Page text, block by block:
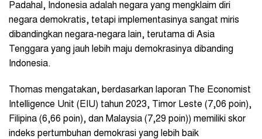
Padahal, Indonesia adalah negara yang mengklaim diri
negara demokratis, tetapi implementasinya sangat miris
dibandingkan negara-negara lain, terutama di Asia
Tenggara yang jauh lebih maju demokrasinya dibanding
Indonesia.
Thomas mengatakan, berdasarkan laporan The Economist
Intelligence Unit (EIU) tahun 2023, Timor Leste (7,06 poin),
Filipina (6,66 poin), dan Malaysia (7,29 poin)) memiliki skor
indeks pertumbuhan demokrasi yang lebih baik